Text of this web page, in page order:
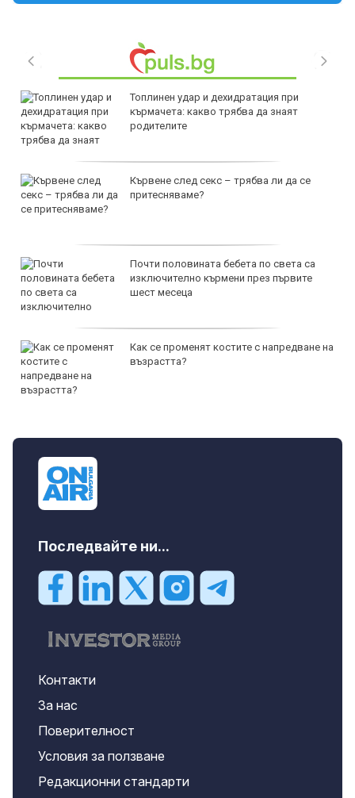
Топлинен удар и дехидратация при
кърмачета: какво трябва да знаят
родителите
Кървене след секс – трябва ли да се
притесняваме?
Почти половината бебета по света са
изключително кърмени през първите
шест месеца
Как се променят костите с напредване на
възрастта?
Последвайте ни...
Контакти
За нас
Поверителност
Условия за ползване
Редакционни стандарти